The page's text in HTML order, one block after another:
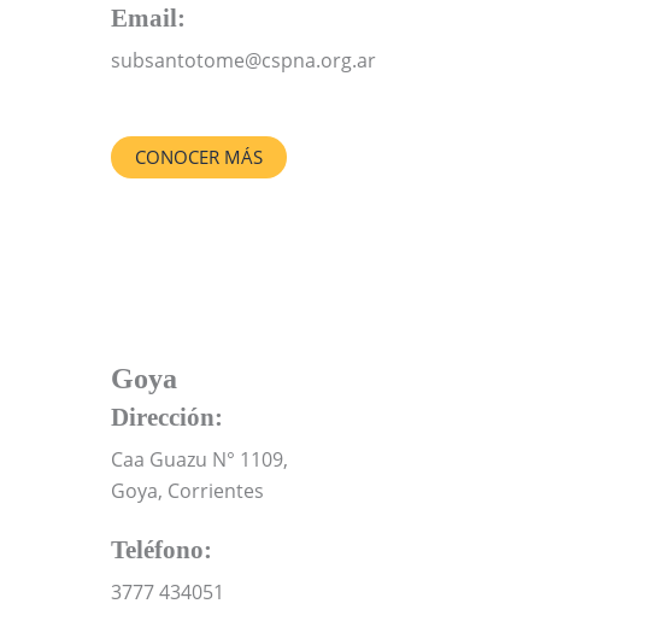
Email:
subsantotome@cspna.org.ar
CONOCER MÁS
Goya
Dirección:
Caa Guazu N° 1109,
Goya, Corrientes
Teléfono:
3777 434051